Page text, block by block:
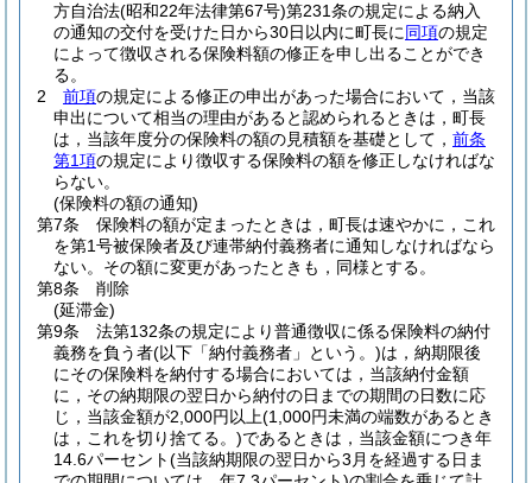
方自治法(昭和22年法律第67号)第231条の規定による納入
の通知の交付を受けた日から30日以内に町長に同項の規定
によって徴収される保険料額の修正を申し出ることができ
る。
2
前項の規定による修正の申出があった場合において，当該
申出について相当の理由があると認められるときは，町長
は，当該年度分の保険料の額の見積額を基礎として， 前条
第1項の規定により徴収する保険料の額を修正しなければな
らない。
(保険料の額の通知)
第7条
保険料の額が定まったときは，町長は速やかに，これ
を第1号被保険者及び連帯納付義務者に通知しなければなら
ない。 その額に変更があったときも，同様とする。
第8条
削除
(延滞金)
第9条
法第132条の規定により普通徴収に係る保険料の納付
義務を負う者(以下「納付義務者」という。)は，納期限後
にその保険料を納付する場合においては，当該納付金額
に，その納期限の翌日から納付の日までの期間の日数に応
じ，当該金額が2,000円以上(1,000円未満の端数があるとき
は，これを切り捨てる。)であるときは，当該金額につき年
14.6パーセント(当該納期限の翌日から3月を経過する日ま